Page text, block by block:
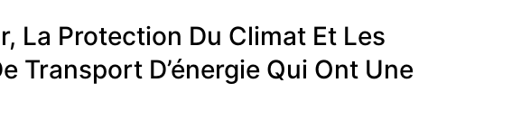
La Protection Du Climat Et Les
Transport D’énergie Qui Ont Une